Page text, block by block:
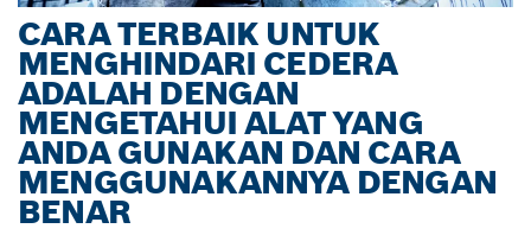
CARA TERBAIK UNTUK
MENGHINDARI CEDERA
ADALAH DENGAN
MENGETAHUI ALAT YANG
ANDA GUNAKAN DAN CARA
MENGGUNAKANNYA DENGAN
BENAR